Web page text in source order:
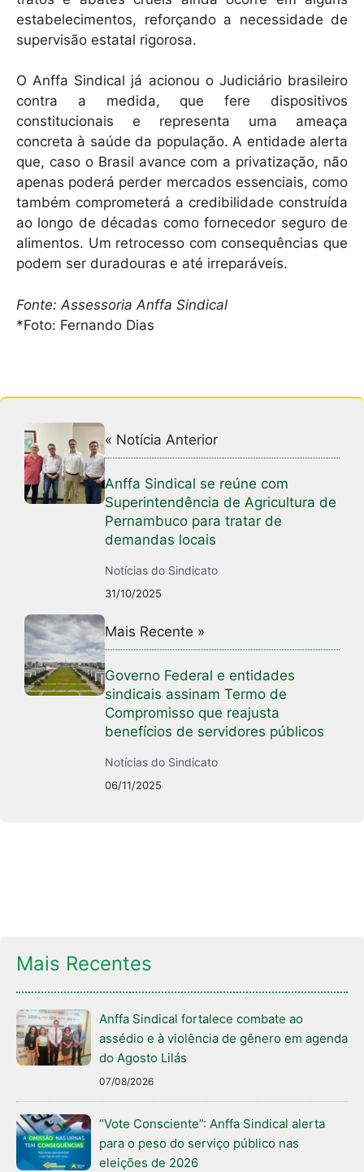
estabelecimentos, reforçando a necessidade de
supervisão estatal rigorosa.
O Anffa Sindical já acionou o Judiciário brasileiro
contra a medida, que fere dispositivos
constitucionais e representa uma ameaça
concreta à saúde da população. A entidade alerta
que, caso o Brasil avance com a privatização, não
apenas poderá perder mercados essenciais, como
também comprometerá a credibilidade construída
ao longo de décadas como fornecedor seguro de
alimentos. Um retrocesso com consequências que
podem ser duradouras e até irreparáveis.
Fonte: Assessoria Anffa Sindical
*Foto: Fernando Dias
« Notícia Anterior
Anffa Sindical se reúne com
Superintendência de Agricultura de
Pernambuco para tratar de
demandas locais
Notícias do Sindicato
31/10/2025
Mais Recente »
Governo Federal e entidades
sindicais assinam Termo de
Compromisso que reajusta
benefícios de servidores públicos
Notícias do Sindicato
06/11/2025
Mais Recentes
Anffa Sindical fortalece combate ao
assédio e à violência de gênero em agenda
do Agosto Lilás
07/08/2026
“Vote Consciente”: Anffa Sindical alerta
para o peso do serviço público nas
eleições de 2026